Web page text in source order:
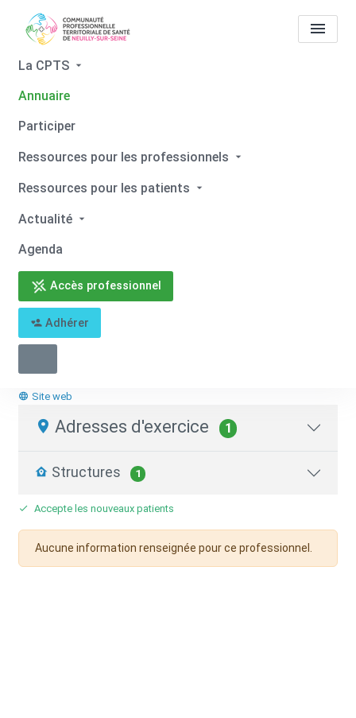
La CPTS
Annuaire
Participer
Ressources pour les professionnels
Ressources pour les patients
Actualité
Agenda
Accès professionnel
Adhérer
Tous les professionnels de
Benjamin SELLAM
Tous les professionnels de santé
Retour
Benjamin SELLAM
Site web
Adresses d'exercice 1
Structures 1
Accepte les nouveaux patients
Aucune information renseignée pour ce professionnel.